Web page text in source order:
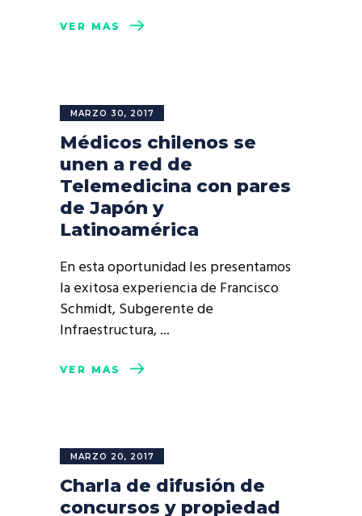
VER MÁS
MARZO 30, 2017
Médicos chilenos se
unen a red de
Telemedicina con pares
de Japón y
Latinoamérica
En esta oportunidad les presentamos
la exitosa experiencia de Francisco
Schmidt, Subgerente de
Infraestructura,
VER MÁS
MARZO 20, 2017
Charla de difusión de
concursos y propiedad